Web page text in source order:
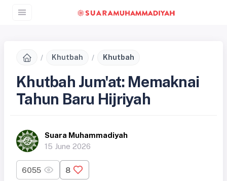
Khutbah Khutbah
Khutbah Jum'at: Memaknai
Tahun Baru Hijriyah
Suara Muhammadiyah
15 June 2026
6055 8